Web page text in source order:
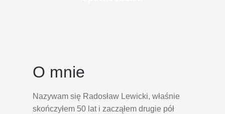
O mnie
Nazywam się Radosław Lewicki, właśnie
skończyłem 50 lat i zacząłem drugie pół